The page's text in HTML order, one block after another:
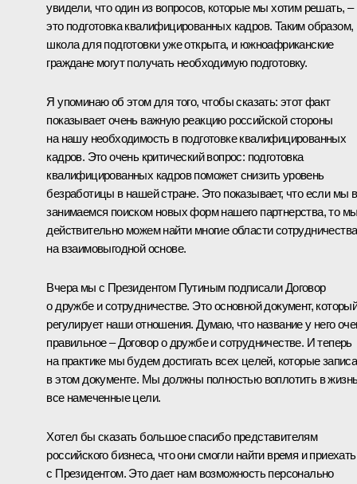
увидели, что один из вопросов, которые мы хотим решать, –
это подготовка квалифицированных кадров. Таким образом,
школа для подготовки уже открыта, и южноафриканские
граждане могут получать необходимую подготовку.
Я упоминаю об этом для того, чтобы сказать: этот факт
показывает очень важную реакцию российской стороны
на нашу необходимость в подготовке квалифицированных
кадров. Это очень критический вопрос: подготовка
квалифицированных кадров поможет снизить уровень
безработицы в нашей стране. Это показывает, что если мы
занимаемся поиском новых форм нашего партнерства, то
действительно можем найти многие области сотрудничества
на взаимовыгодной основе.
Вчера мы с Президентом Путиным подписали Договор
о дружбе и сотрудничестве. Это основной документ,
регулирует наши отношения. Думаю, что название у него
правильное – Договор о дружбе и сотрудничестве. И теперь
на практике мы будем достигать всех целей, которые
в этом документе. Мы должны полностью воплотить в
все намеченные цели.
Хотел бы сказать большое спасибо представителям
российского бизнеса, что они смогли найти время и приехать
с Президентом. Это дает нам возможность персонально